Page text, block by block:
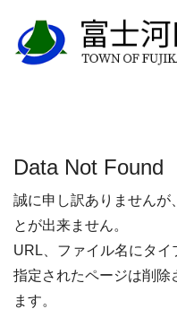
Data Not Found
誠に申し訳ありませんが
とが出来ません。
URL、ファイル名にタイ
指定されたページは削除
ます。